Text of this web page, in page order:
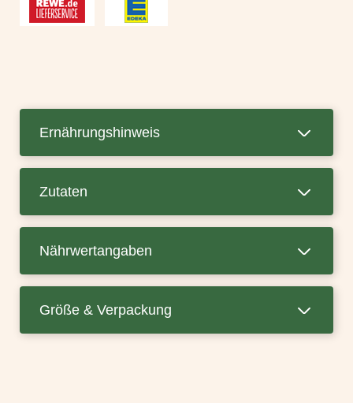
Ernährungshinweis
Zutaten
Nährwertangaben
Größe & Verpackung